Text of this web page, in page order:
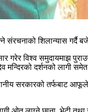
शिलान्यास गर्दै
गरेर विश्व समुदायमाझ
मन्दिरको दर्शनको लागी
सरकारको